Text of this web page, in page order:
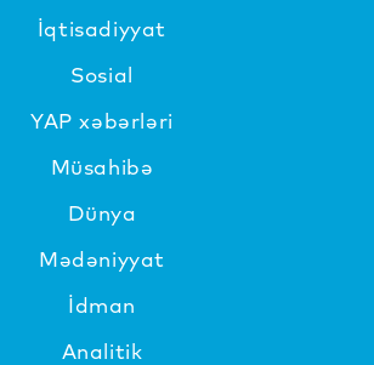
İqtisadiyyat
Sosial
YAP xəbərləri
Müsahibə
Dünya
Mədəniyyat
İdman
Analitik